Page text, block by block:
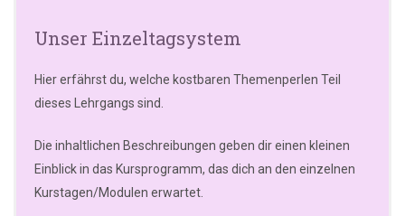
Unser Einzeltagsystem
Hier erfährst du, welche kostbaren Themenperlen Teil
dieses Lehrgangs sind.
Die inhaltlichen Beschreibungen geben dir einen kleinen
Einblick in das Kursprogramm, das dich an den einzelnen
Kurstagen/Modulen erwartet.